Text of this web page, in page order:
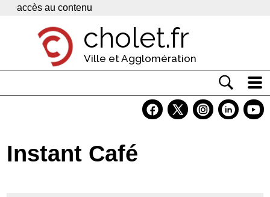
Panneau de gestion des cookies
accès au contenu
cholet.fr
Ville et Agglomération
Economie
Instant Café